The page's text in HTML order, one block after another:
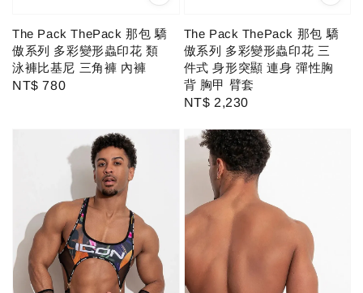
The Pack ThePack 那包 驕
傲系列 多彩變形蟲印花 類
泳褲比基尼 三角褲 內褲
Regular
NT$ 780
The Pack ThePack 那包 驕
傲系列 多彩變形蟲印花 三
件式 身形突顯 連身 彈性胸
背 胸甲 臂套
Regular
NT$ 2,230